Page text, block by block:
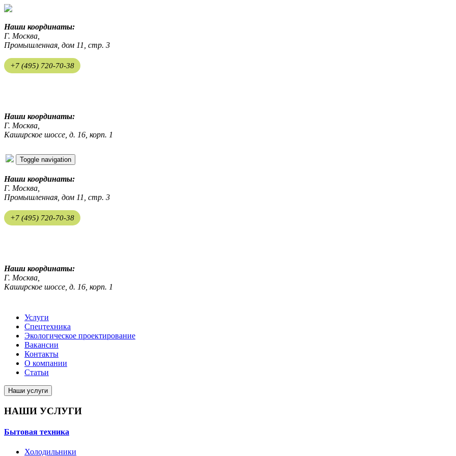
Наши координаты:
Г. Москва,
Промышленная, дом 11, стр. 3
+7 (495) 720-70-38
Наши координаты:
Г. Москва,
Каширское шоссе, д. 16, корп. 1
Toggle navigation
Наши координаты:
Г. Москва,
Промышленная, дом 11, стр. 3
+7 (495) 720-70-38
Наши координаты:
Г. Москва,
Каширское шоссе, д. 16, корп. 1
Услуги
Спецтехника
Экологическое проектирование
Вакансии
Контакты
О компании
Статьи
Наши услуги
НАШИ УСЛУГИ
Бытовая техника
Холодильники